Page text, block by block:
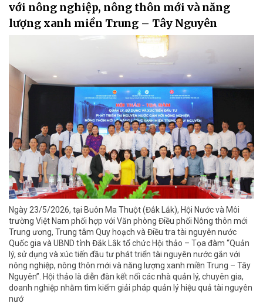
với nông nghiệp, nông thôn mới và năng
lượng xanh miền Trung – Tây Nguyên
Ngày 23/5/2026, tại Buôn Ma Thuột (Đắk Lắk), Hội Nước và Môi
trường Việt Nam phối hợp với Văn phòng Điều phối Nông thôn mới
Trung ương, Trung tâm Quy hoạch và Điều tra tài nguyên nước
Quốc gia và UBND tỉnh Đắk Lắk tổ chức Hội thảo – Tọa đàm “Quản
lý, sử dụng và xúc tiến đầu tư phát triển tài nguyên nước gắn với
nông nghiệp, nông thôn mới và năng lượng xanh miền Trung – Tây
Nguyên”. Hội thảo là diễn đàn kết nối các nhà quản lý, chuyên gia,
doanh nghiệp nhằm tìm kiếm giải pháp quản lý hiệu quả tài nguyên
nướ